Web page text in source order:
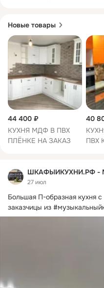
Новые товары
44 400 ₽
КУХНЯ МДФ В ПВХ
ПЛЁНКЕ НА ЗАКАЗ
40
ПВХ
27 июл
Большая П-образная кухня
заказчицы из